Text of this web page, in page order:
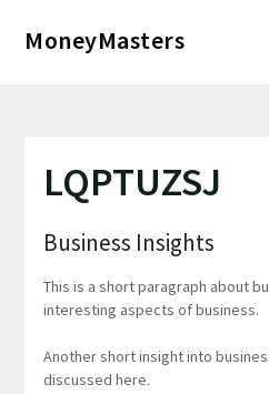
MoneyMasters
LQPTUZSJ
Business Insights
This is a short paragraph about
interesting aspects of business.
Another short insight into
discussed here.